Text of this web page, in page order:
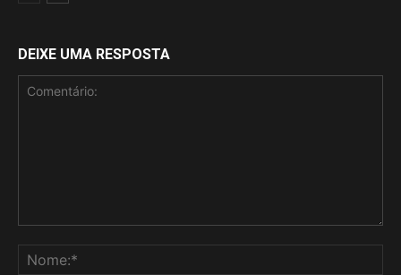
DEIXE UMA RESPOSTA